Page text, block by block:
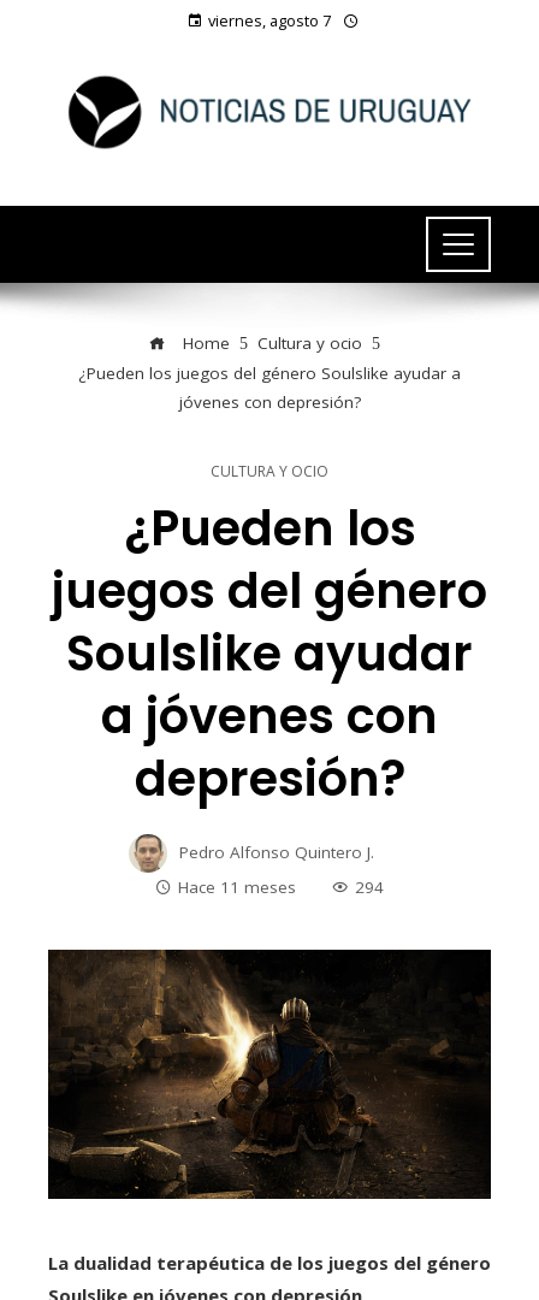
viernes, agosto 7
Home
Cultura y ocio
¿Pueden los juegos del género Soulslike ayudar a
jóvenes con depresión?
CULTURA Y OCIO
¿Pueden los
juegos del género
Soulslike ayudar
a jóvenes con
depresión?
Pedro Alfonso Quintero J.
Hace 11 meses
294
La dualidad terapéutica de los juegos del género